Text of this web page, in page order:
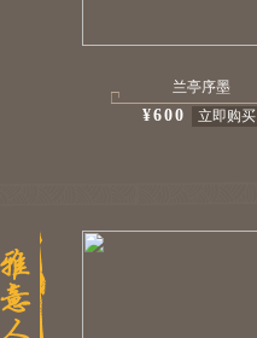
兰亭序墨
¥600 立即购买